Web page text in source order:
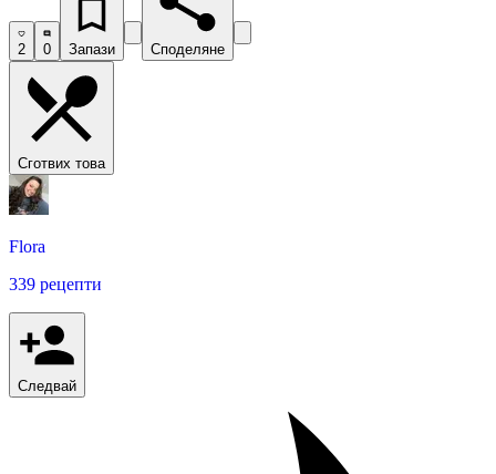
2 0 Запази Споделяне
Сготвих това
Flora
339 рецепти
Следвай